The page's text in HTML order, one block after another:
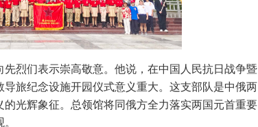
烈们表示崇高敬意。他说，在中国人民抗日战争暨
导旅纪念设施开园仪式意义重大。这支部队是中俄两
光辉象征。总领馆将同俄方全力落实两国元首重要